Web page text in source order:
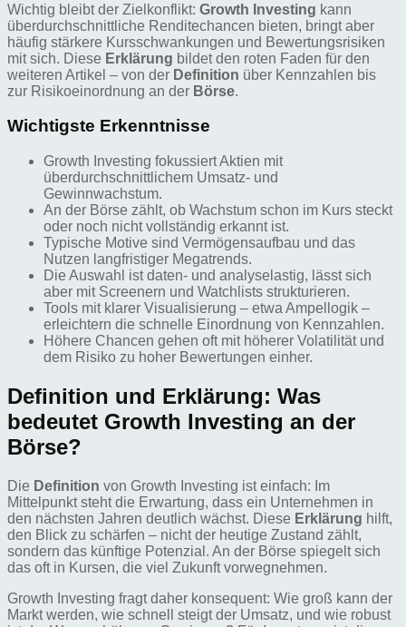
Wichtig bleibt der Zielkonflikt: Growth Investing kann
überdurchschnittliche Renditechancen bieten, bringt aber
häufig stärkere Kursschwankungen und Bewertungsrisiken
mit sich. Diese Erklärung bildet den roten Faden für den
weiteren Artikel – von der Definition über Kennzahlen bis
zur Risikoeinordnung an der Börse.
Wichtigste Erkenntnisse
Growth Investing fokussiert Aktien mit
überdurchschnittlichem Umsatz- und
Gewinnwachstum.
An der Börse zählt, ob Wachstum schon im Kurs steckt
oder noch nicht vollständig erkannt ist.
Typische Motive sind Vermögensaufbau und das
Nutzen langfristiger Megatrends.
Die Auswahl ist daten- und analyselastig, lässt sich
aber mit Screenern und Watchlists strukturieren.
Tools mit klarer Visualisierung – etwa Ampellogik –
erleichtern die schnelle Einordnung von Kennzahlen.
Höhere Chancen gehen oft mit höherer Volatilität und
dem Risiko zu hoher Bewertungen einher.
Definition und Erklärung: Was
bedeutet Growth Investing an der
Börse?
Die Definition von Growth Investing ist einfach: Im
Mittelpunkt steht die Erwartung, dass ein Unternehmen in
den nächsten Jahren deutlich wächst. Diese Erklärung hilft,
den Blick zu schärfen – nicht der heutige Zustand zählt,
sondern das künftige Potenzial. An der Börse spiegelt sich
das oft in Kursen, die viel Zukunft vorwegnehmen.
Growth Investing fragt daher konsequent: Wie groß kann der
Markt werden, wie schnell steigt der Umsatz, und wie robust